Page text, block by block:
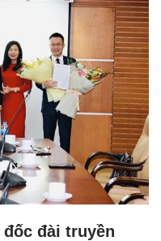
đốc đài truyền